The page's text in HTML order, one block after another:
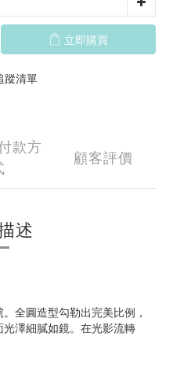
立即購買
蹤清單
款方
顧客評價
述
全圓造型勾勒出完美比例，
澤細膩如鏡。在光影流轉